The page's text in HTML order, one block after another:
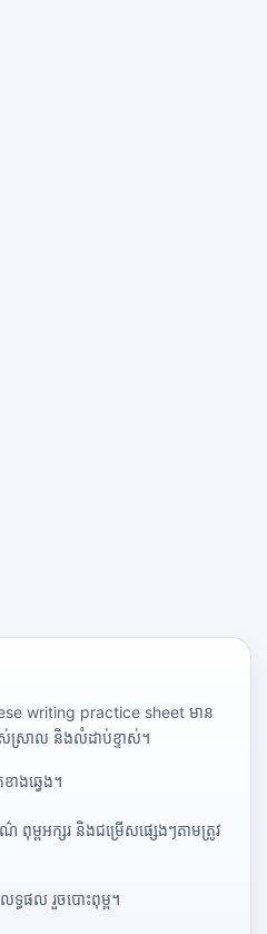
writing practice sheet មាន
ស់ស្រាល និងលំដាប់ខ្ទាស់។
ាងឆ្វេង។
ម្ពអក្សរ និងជម្រើសផ្សេងៗតាមត្រូវ
ទ្ធផល រួចបោះពុម្ព។